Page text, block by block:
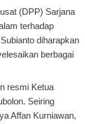
(DPP) Sarjana
terhadap
diharapkan
berbagai
resmi Ketua
Seiring
Affan Kurniawan,